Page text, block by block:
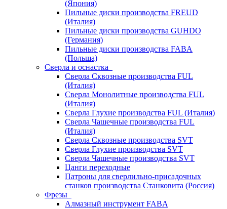
(Япония)
Пильные диски производства FREUD
(Италия)
Пильные диски производства GUHDO
(Германия)
Пильные диски производства FABA
(Польша)
Сверла и оснастка
Сверла Сквозные производства FUL
(Италия)
Сверла Монолитные производства FUL
(Италия)
Сверла Глухие производства FUL (Италия)
Сверла Чашечные производства FUL
(Италия)
Сверла Сквозные производства SVT
Сверла Глухие производства SVT
Сверла Чашечные производства SVT
Цанги переходные
Патроны для сверлильно-присадочных
станков производства Станковита (Россия)
Фрезы
Алмазный инструмент FABA